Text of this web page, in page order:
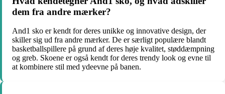
dem fra andre mærker?
And1 sko er kendt for deres unikke og innovative design, der
skiller sig ud fra andre mærker. De er særligt populære blandt
basketballspillere på grund af deres høje kvalitet, støddæmpning
og greb. Skoene er også kendt for deres trendy look og evne til
at kombinere stil med ydeevne på banen.